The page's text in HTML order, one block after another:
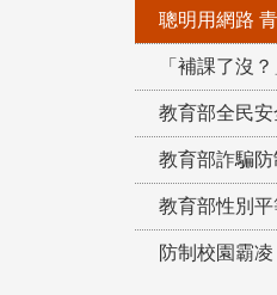
聰明用網路
教育部全民
教育部詐騙防
教育部性別平